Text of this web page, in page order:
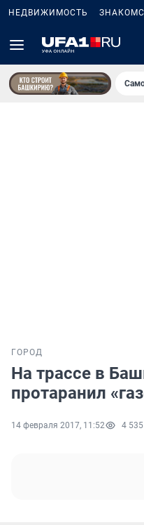
НЕДВИЖИМОСТЬ
ГОРОД
На трассе в
протаранил
14 февраля 2017, 11:52 4 535